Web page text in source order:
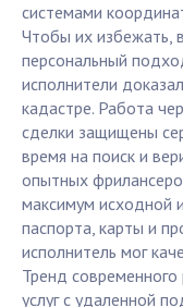
системами
Чтобы их избежать,
персональный
исполнители
кадастре. Работа
сделки защищены
время на поиск и
опытных
максимум исходной
паспорта, карты и
исполнитель мог
Тренд
услуг с удаленной